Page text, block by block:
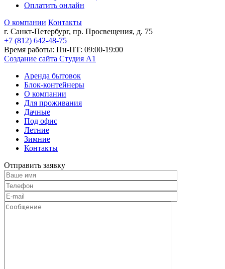
Оплатить онлайн
О компании Контакты
г. Санкт-Петербург, пр. Просвещения, д. 75
+7 (812) 642-48-75
Время работы: Пн-ПТ: 09:00-19:00
Создание сайта Студия А1
Аренда бытовок
Блок-контейнеры
О компании
Для проживания
Дачные
Под офис
Летние
Зимние
Контакты
Отправить заявку